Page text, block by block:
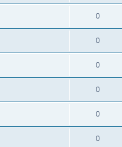
0
0
0
0
0
0